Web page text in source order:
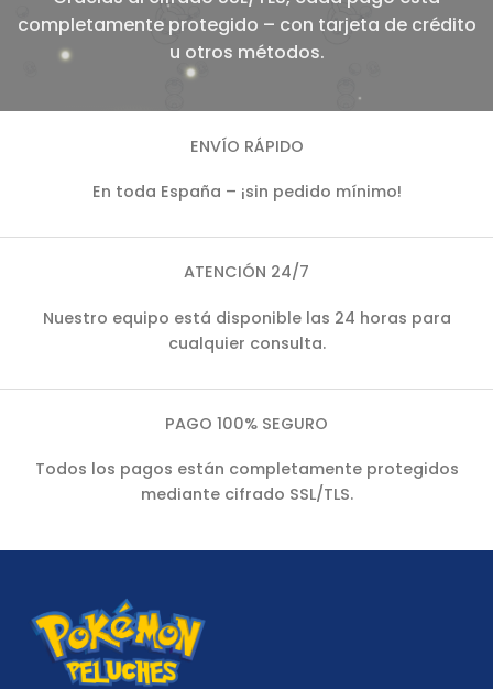
completamente protegido – con tarjeta de crédito
u otros métodos.
ENVÍO RÁPIDO
En toda España – ¡sin pedido mínimo!
ATENCIÓN 24/7
Nuestro equipo está disponible las 24 horas para
cualquier consulta.
PAGO 100% SEGURO
Todos los pagos están completamente protegidos
mediante cifrado SSL/TLS.